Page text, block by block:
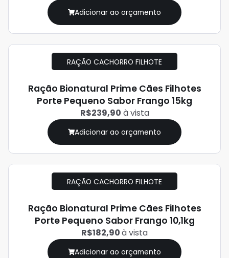
Adicionar ao orçamento
RAÇÃO CACHORRO FILHOTE
Ração Bionatural Prime Cães Filhotes
Porte Pequeno Sabor Frango 15kg
R$239,90 à vista
Adicionar ao orçamento
RAÇÃO CACHORRO FILHOTE
Ração Bionatural Prime Cães Filhotes
Porte Pequeno Sabor Frango 10,1kg
R$182,90à vista
Adicionar ao orçamento